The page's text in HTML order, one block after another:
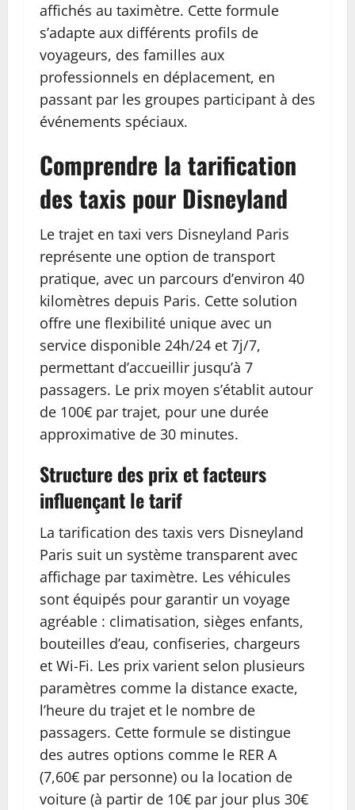
affichés au taximètre. Cette formule
s’adapte aux différents profils de
voyageurs, des familles aux
professionnels en déplacement, en
passant par les groupes participant à des
événements spéciaux.
Comprendre la tarification
des taxis pour Disneyland
Le trajet en taxi vers Disneyland Paris
représente une option de transport
pratique, avec un parcours d’environ 40
kilomètres depuis Paris. Cette solution
offre une flexibilité unique avec un
service disponible 24h/24 et 7j/7,
permettant d’accueillir jusqu’à 7
passagers. Le prix moyen s’établit autour
de 100€ par trajet, pour une durée
approximative de 30 minutes.
Structure des prix et facteurs
influençant le tarif
La tarification des taxis vers Disneyland
Paris suit un système transparent avec
affichage par taximètre. Les véhicules
sont équipés pour garantir un voyage
agréable : climatisation, sièges enfants,
bouteilles d’eau, confiseries, chargeurs
et Wi-Fi. Les prix varient selon plusieurs
paramètres comme la distance exacte,
l’heure du trajet et le nombre de
passagers. Cette formule se distingue
des autres options comme le RER A
(7,60€ par personne) ou la location de
voiture (à partir de 10€ par jour plus 30€